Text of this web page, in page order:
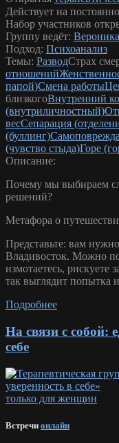
Действует на
Набор участников
Группу ведёт:
Подход: Психоанализ
Темы: РазводСтрах
отношений
папой)Смена работы
близкогоВнутренний
(внутриличностный)
весСепарация
(буллинг)
(чувство стыда)Горе
Описание:
Почему мы выбираем
решений?
Метафора о
Представьте: вам
Владивосток. Можно
измотаетесь, рискуете
так выглядит попытка
Подробнее
На связи с собой:
себе
только для женщин
Встречи онлайн